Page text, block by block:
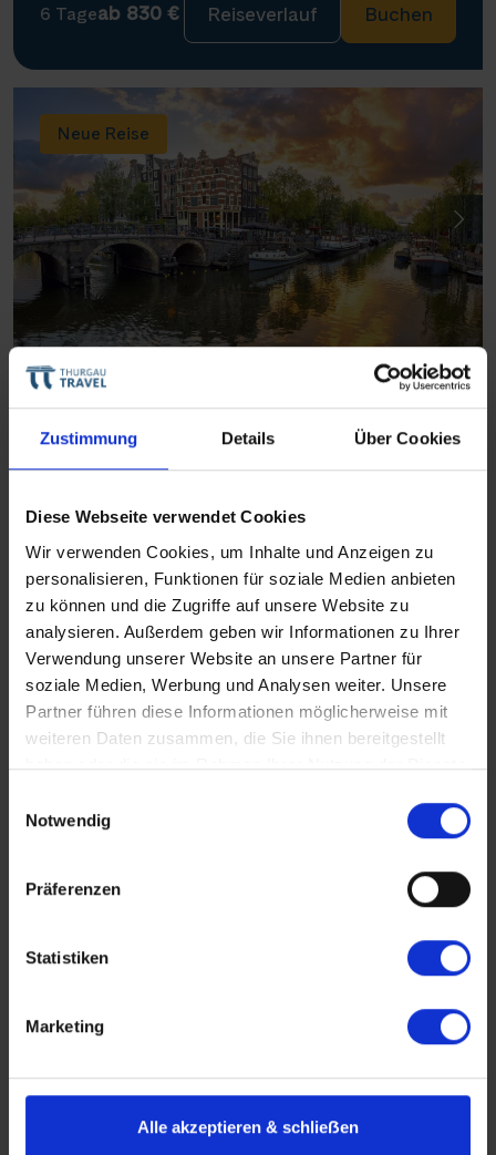
Zustimmung Details Über Cookies
Diese Webseite verwendet Cookies
Wir verwenden Cookies, um Inhalte und Anzeigen zu
personalisieren, Funktionen für soziale Medien anbieten
zu können und die Zugriffe auf unsere Website zu
analysieren. Außerdem geben wir Informationen zu Ihrer
Verwendung unserer Website an unsere Partner für
soziale Medien, Werbung und Analysen weiter. Unsere
Partner führen diese Informationen möglicherweise mit
weiteren Daten zusammen, die Sie ihnen bereitgestellt
haben oder die sie im Rahmen Ihrer Nutzung der Dienste
Notwendig
Präferenzen
Statistiken
Marketing
Alle akzeptieren & schlieẞen
6 Tageab 830 € Reiseverlauf Buchen
Neue Reise
Thurgau Gold
Zwischen Rheinromantik und Grachten
Februar - Oktober 2027
Nächste Reisedaten
27. März 2027
5 Tage ab 880 € Reiseverlauf Buchen